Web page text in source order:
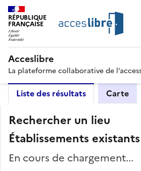
RÉPUBLIQUE
FRANÇAISE
Acceslibre
La plateforme collaborative de
Liste des résultats Carte
Rechercher un lieu
Établissements
En cours de chargement...